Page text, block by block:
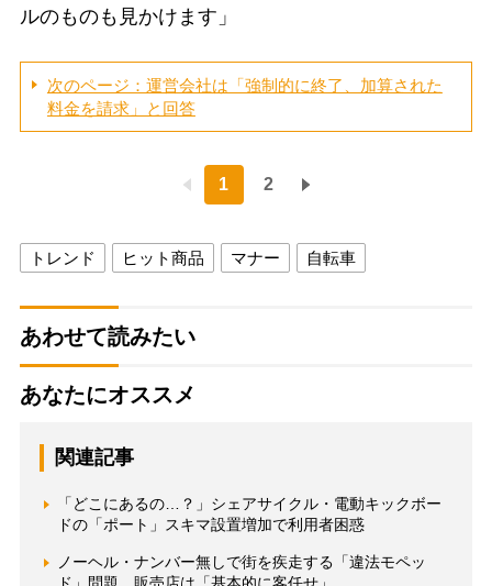
ルのものも見かけます」
次のページ：運営会社は「強制的に終了、加算された
料金を請求」と回答
1 2
トレンド ヒット商品 マナー 自転車
あわせて読みたい
あなたにオススメ
関連記事
「どこにあるの…？」シェアサイクル・電動キックボー
ドの「ポート」スキマ設置増加で利用者困惑
ノーヘル・ナンバー無しで街を疾走する「違法モペッ